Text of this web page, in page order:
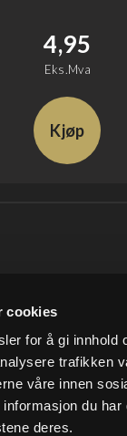
cookies
for å gi innhold
trafikken
våre innen
du
deres.
4,95
Eks.Mva
Kjøp
Handlekurv
Kundesenter